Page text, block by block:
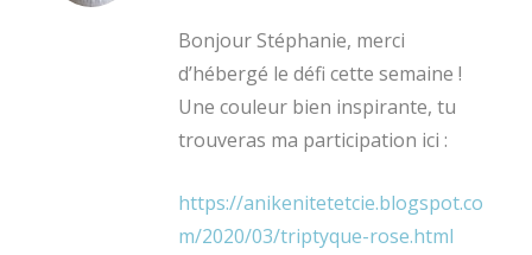
Bonjour Stéphanie, merci
d’hébergé le défi cette semaine !
Une couleur bien inspirante, tu
trouveras ma participation ici :
https://anikenitetetcie.blogspot.co
m/2020/03/triptyque-rose.html